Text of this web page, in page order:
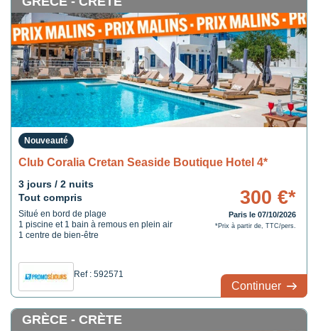
Nouveauté
Club Coralia Cretan Seaside Boutique Hotel 4*
3 jours / 2 nuits
Tout compris
Situé en bord de plage
1 piscine et 1 bain à remous en plein air
1 centre de bien-être
Ref : 592571
300 €*
Paris le 07/10/2026
*Prix à partir de, TTC/pers.
Continuer
GRÈCE - CRÈTE